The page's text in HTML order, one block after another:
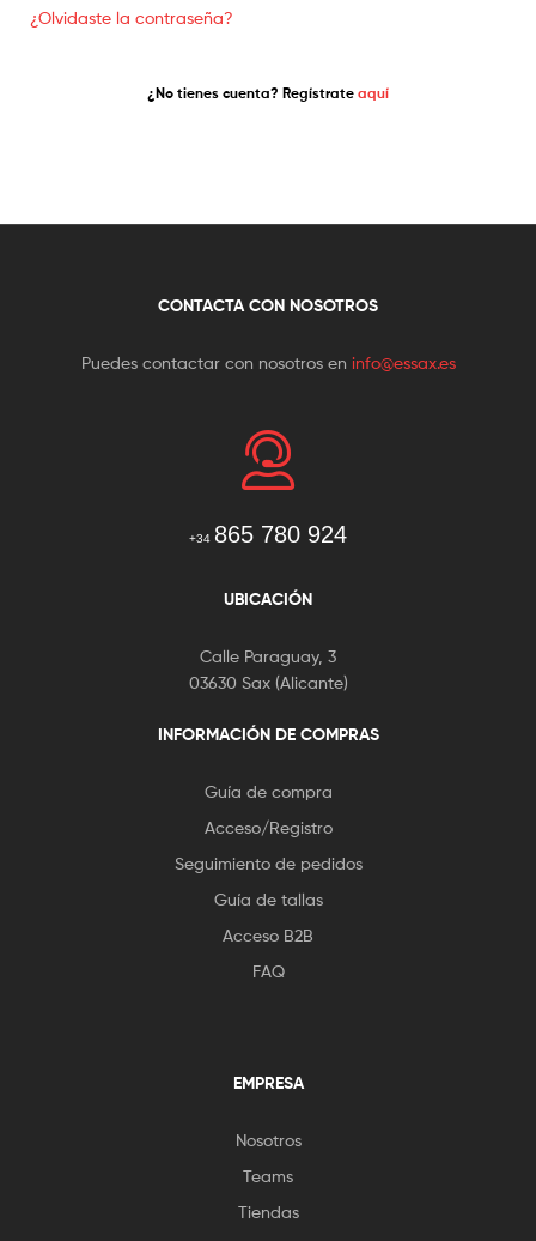
¿Olvidaste la contraseña?
¿No tienes cuenta? Regístrate aquí
CONTACTA CON NOSOTROS
Puedes contactar con nosotros en info@essax.es
+34 865 780 924
UBICACIÓN
Calle Paraguay, 3
03630 Sax (Alicante)
INFORMACIÓN DE COMPRAS
Guía de compra
Acceso/Registro
Seguimiento de pedidos
Guía de tallas
Acceso B2B
FAQ
EMPRESA
Nosotros
Teams
Tiendas